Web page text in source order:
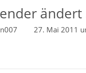
27. Mai 2011